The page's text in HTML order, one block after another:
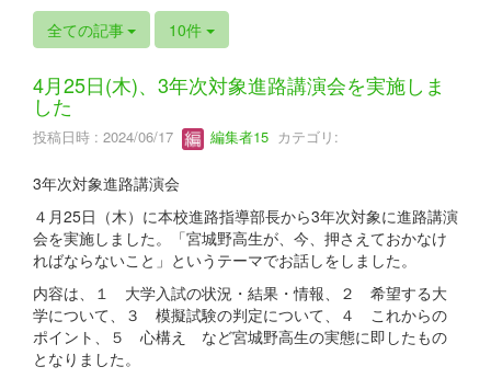
全ての記事 10件
4月25日(木)、3年次対象進路講演会を実施しま
した
投稿日時 : 2024/06/17 編集者15 カテゴリ:
3年次対象進路講演会
４月25日（木）に本校進路指導部長から3年次対象に進路講演
会を実施しました。「宮城野高生が、今、押さえておかなけ
ればならないこと」というテーマでお話しをしました。
内容は、１ 大学入試の状況・結果・情報、２ 希望する大
学について、３ 模擬試験の判定について、４ これからの
ポイント、５ 心構え など宮城野高生の実態に即したもの
となりました。